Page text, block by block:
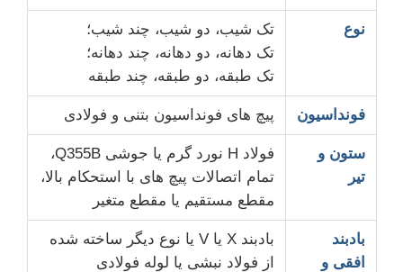
نوع
تک شیب، دو شیب، چند شیب؛
تک دهانه، دو دهانه، چند دهانه؛
تک طبقه، دو طبقه، چند طبقه
فونداسیون پیچ های فونداسیون بتنی و فولادی
ستون و
تیر
فولاد H نورد گرم یا جوشی Q355B،
تمام اتصالات پیچ های با استحکام بالا،
مقطع مستقیم یا مقطع متغیر
بادبند
افقی و
بادبند X یا V یا نوع دیگر ساخته شده
از فولاد نبشی یا لوله فولادی